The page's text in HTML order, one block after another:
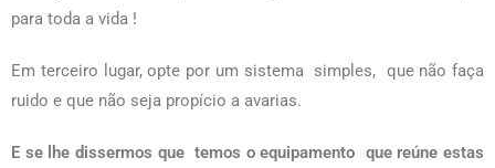
para toda a vida !
Em terceiro lugar, opte por um sistema simples, que não faça
ruido e que não seja propício a avarias.
E se lhe dissermos que temos o equipamento que reúne estas